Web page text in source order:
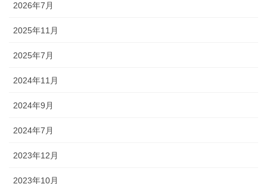
2026年7月
2025年11月
2025年7月
2024年11月
2024年9月
2024年7月
2023年12月
2023年10月